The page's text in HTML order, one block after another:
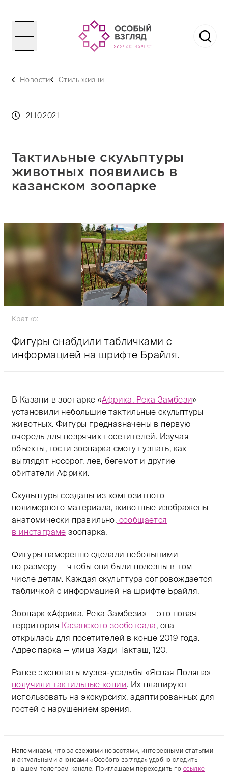
Новости Стиль жизни
21.10.2021
Тактильные скульптуры
животных появились в
казанском зоопарке
Кратко:
Фигуры снабдили табличками с
информацией на шрифте Брайля.
В Казани в зоопарке «Африка. Река Замбези»
установили небольшие тактильные скульптуры
животных. Фигуры предназначены в первую
очередь для незрячих посетителей. Изучая
объекты, гости зоопарка смогут узнать, как
выглядят носорог, лев, бегемот и другие
обитатели Африки.
Скульптуры созданы из композитного
полимерного материала, животные изображены
анатомически правильно, сообщается
в инстаграме зоопарка.
Фигуры намеренно сделали небольшими
по размеру — чтобы они были полезны в том
числе детям. Каждая скульптура сопровождается
табличкой с информацией на шрифте Брайля.
Зоопарк «Африка. Река Замбези» — это новая
территория Казанского зооботсада, она
открылась для посетителей в конце 2019 года.
Адрес парка — улица Хади Такташ, 120.
Ранее экспонаты музея-усадьбы «Ясная Поляна»
получили тактильные копии. Их планируют
использовать на экскурсиях, адаптированных для
гостей с нарушением зрения.
Напоминаем, что за свежими новостями, интересными статьями
и актуальными анонсами «Особого взгляда» удобно следить
в нашем телеграм-канале. Приглашаем переходить по ссылке